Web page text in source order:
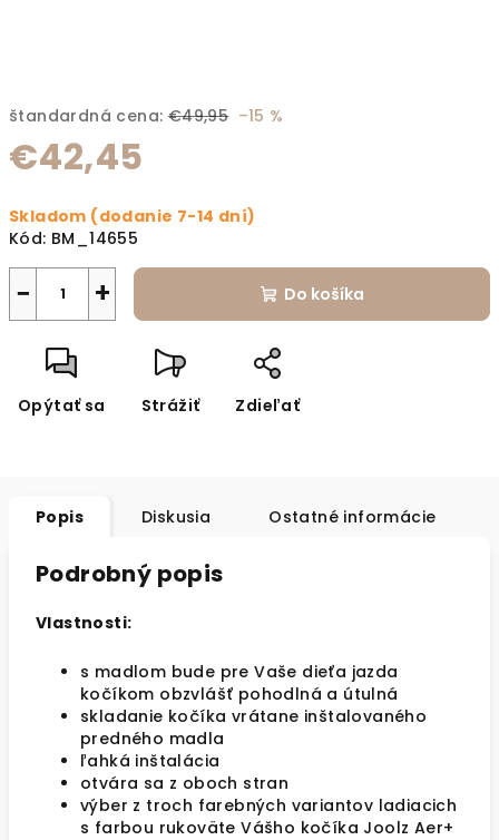
štandardná cena: €49,95 –15 %
€42,45
Skladom (dodanie 7-14 dní)
Kód: BM_14655
+
− Do košíka
Opýtať sa Strážiť Zdieľať
Popis Diskusia Ostatné informácie
Podrobný popis
Vlastnosti:
s madlom bude pre Vaše dieťa jazda
kočíkom obzvlášť pohodlná a útulná
skladanie kočíka vrátane inštalovaného
predného madla
ľahká inštalácia
otvára sa z oboch stran
výber z troch farebných variantov ladiacich
s farbou rukoväte Vášho kočíka Joolz Aer+